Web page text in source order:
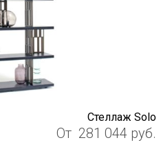
Стеллаж Solo
От 281 044 руб.